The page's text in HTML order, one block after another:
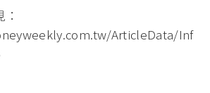
ArticleData/Inf